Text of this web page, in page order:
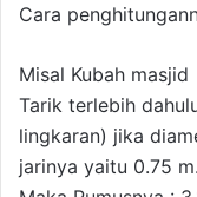
Cara
Misal Kubah masjid
Tarik terlebih
lingkaran) jika
jarinya yaitu 0.75